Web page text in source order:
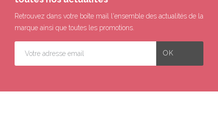
Retrouvez dans votre boîte mail l'ensemble des actualités de la
marque ainsi que toutes les promotions.